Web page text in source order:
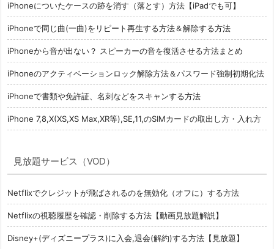
iPhoneについたケースの跡を消す（落とす）方法【iPadでも可】
iPhoneで同じ曲(一曲)をリピート再生する方法＆解除する方法
iPhoneから音が出ない？ スピーカーの音を復活させる方法まとめ
iPhoneのアクティベーションロック解除方法＆パスワード強制初期化法
iPhoneで書類や免許証、名刺などをスキャンする方法
iPhone 7,8,X(XS,XS Max,XR等),SE,11,のSIMカードの取出し方・入れ方
見放題サービス（VOD）
Netflixでクレジットが飛ばされるのを無効化（オフに）する方法
Netflixの視聴履歴を確認・削除する方法【動画見放題解説】
Disney+(ディズニープラス)に入会,退会(解約)する方法【見放題】